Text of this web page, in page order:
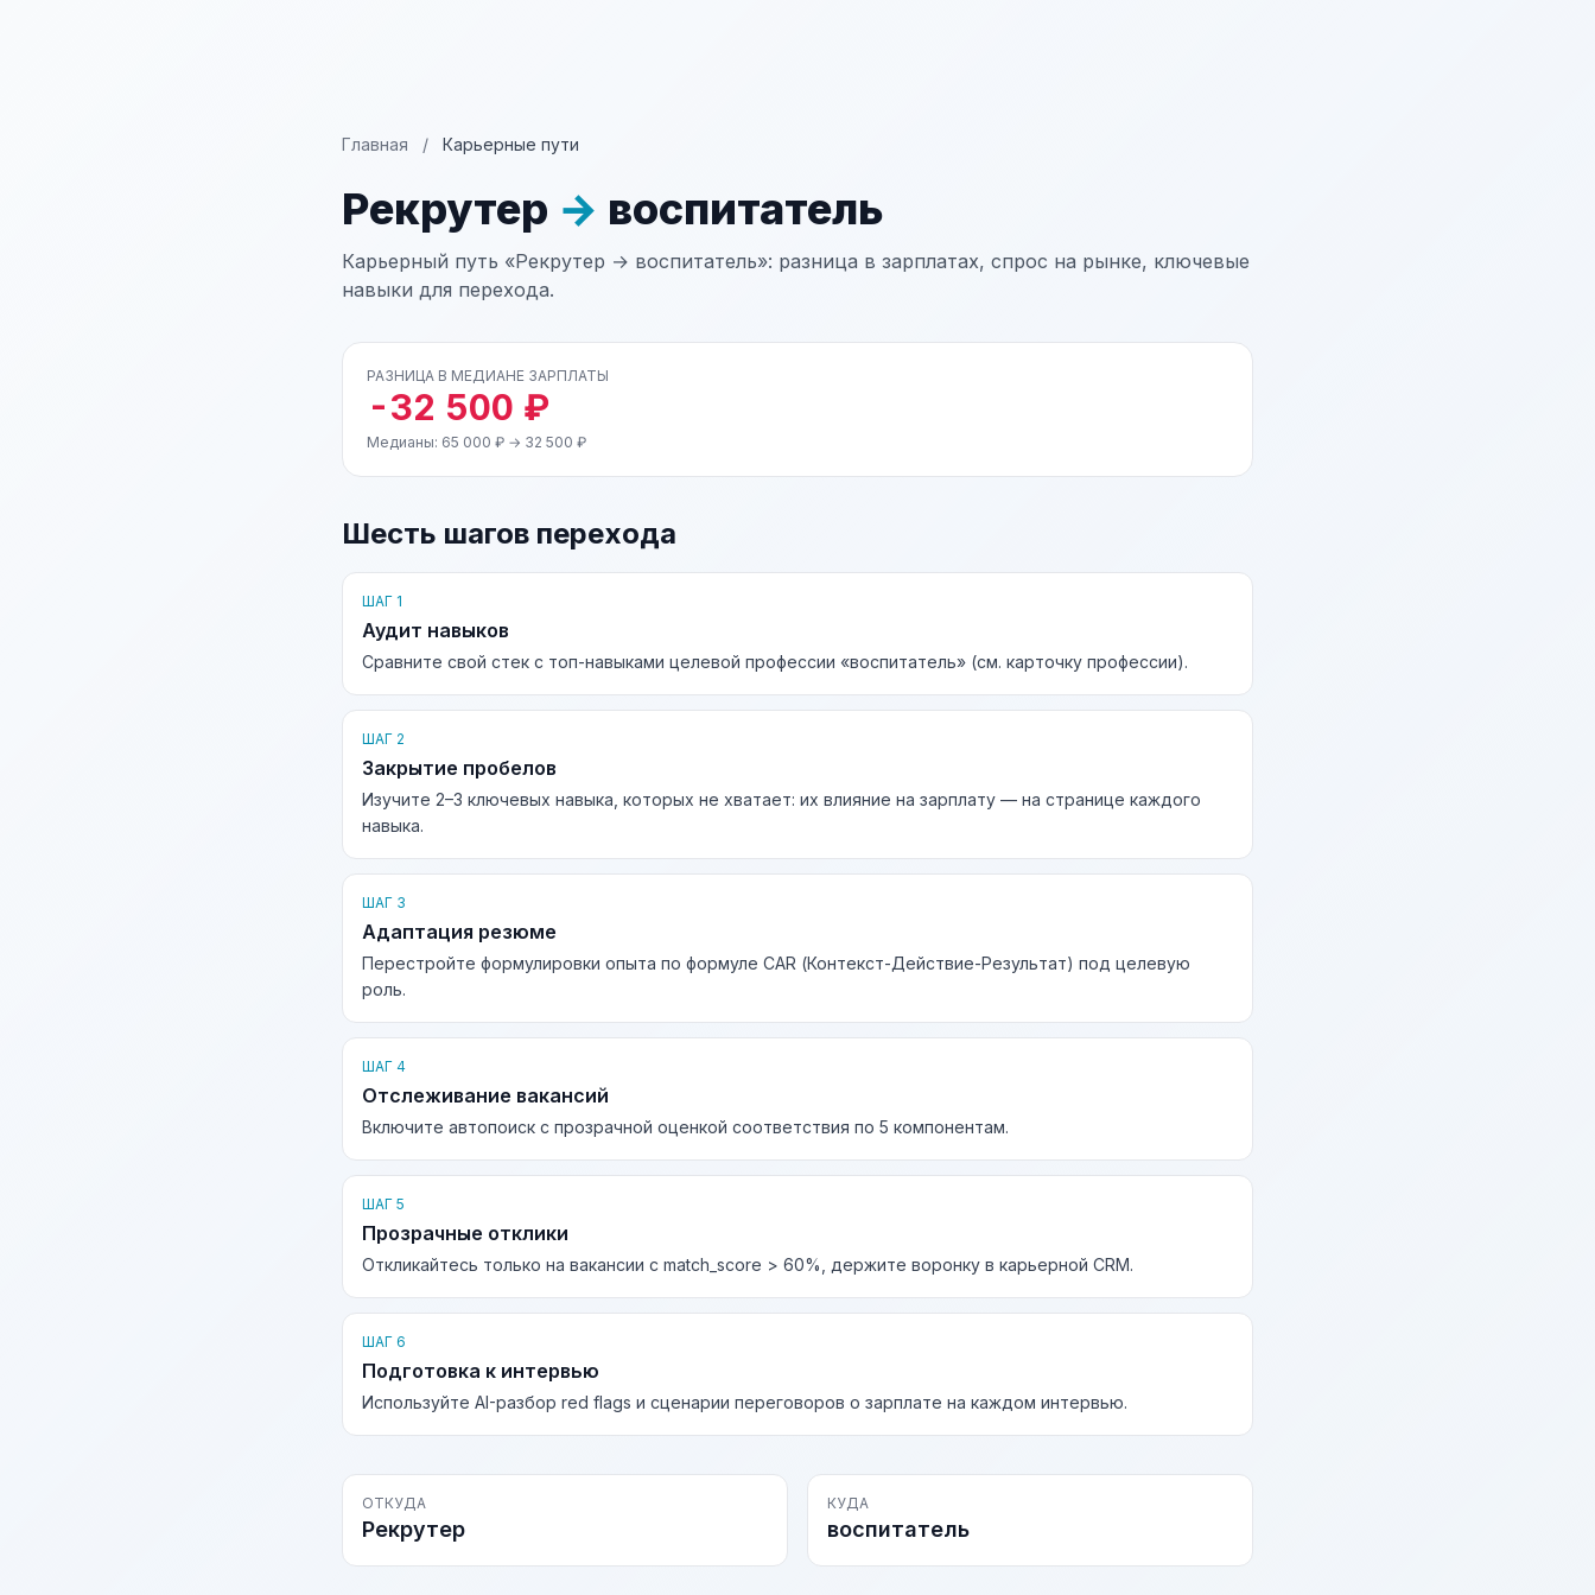
Главная / Карьерные пути
Рекрутер → воспитатель
Карьерный путь «Рекрутер → воспитатель»: разница в зарплатах, спрос на рынке, ключевые
навыки для перехода.
РАЗНИЦА В МЕДИАНЕ ЗАРПЛАТЫ
-32 500 ₽
Медианы: 65 000 ₽ → 32 500 ₽
Шесть шагов перехода
ШАГ 1
Аудит навыков
Сравните свой стек с топ-навыками целевой профессии «воспитатель» (см. карточку профессии).
ШАГ 2
Закрытие пробелов
Изучите 2–3 ключевых навыка, которых не хватает: их влияние на зарплату — на странице каждого
навыка.
ШАГ 3
Адаптация резюме
Перестройте формулировки опыта по формуле CAR (Контекст-Действие-Результат) под целевую
роль.
ШАГ 4
Отслеживание вакансий
Включите автопоиск с прозрачной оценкой соответствия по 5 компонентам.
ШАГ 5
Прозрачные отклики
Откликайтесь только на вакансии с match_score > 60%, держите воронку в карьерной CRM.
ШАГ 6
Подготовка к интервью
Используйте AI-разбор red flags и сценарии переговоров о зарплате на каждом интервью.
ОТКУДА
Рекрутер
КУДА
воспитатель